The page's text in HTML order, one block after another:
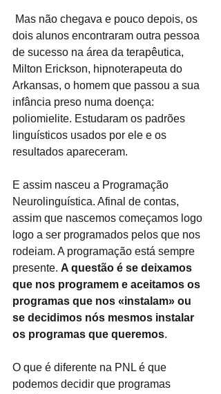
dois alunos encontraram outra pessoa
de sucesso na área da terapêutica,
Milton Erickson, hipnoterapeuta do
Arkansas, o homem que passou a sua
infância preso numa doença:
poliomielite. Estudaram os padrões
linguísticos usados por ele e os
resultados apareceram.
E assim nasceu a Programação
Neurolinguística. Afinal de contas,
assim que nascemos começamos logo
logo a ser programados pelos que nos
rodeiam. A programação está sempre
presente. A questão é se deixamos
que nos programem e aceitamos os
programas que nos «instalam» ou
se decidimos nós mesmos instalar
os programas que queremos.
O que é diferente na PNL é que
podemos decidir que programas